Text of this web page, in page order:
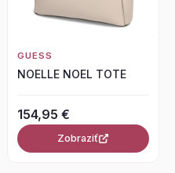
GUESS
NOELLE NOEL TOTE
154,95 €
Zobraziť